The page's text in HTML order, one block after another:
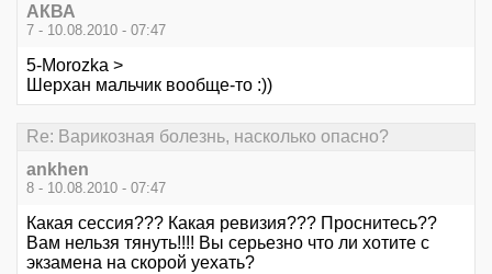
АКВА
7 - 10.08.2010 - 07:47
5-Morozka >
Шерхан мальчик вообще-то :))
Re: Варикозная болезнь, насколько опасно?
ankhen
8 - 10.08.2010 - 07:47
Какая сессия??? Какая ревизия??? Проснитесь??
Вам нельзя тянуть!!!! Вы серьезно что ли хотите с
экзамена на скорой уехать?